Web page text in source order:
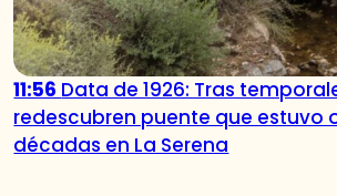
11:56 Data de 1926: Tras
redescubren puente que estuvo
décadas en La Serena